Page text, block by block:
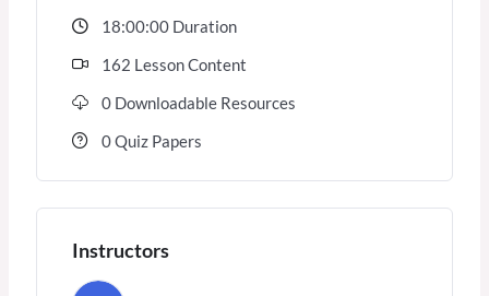
18:00:00 Duration
162 Lesson Content
0 Downloadable Resources
0 Quiz Papers
Instructors